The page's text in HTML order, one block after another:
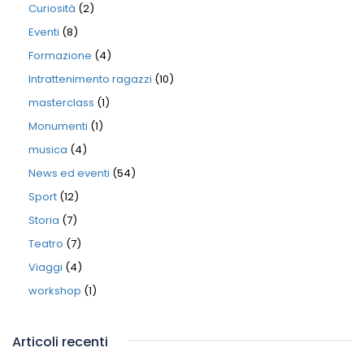
Curiosità (2)
Eventi (8)
Formazione (4)
Intrattenimento ragazzi (10)
masterclass (1)
Monumenti (1)
musica (4)
News ed eventi (54)
Sport (12)
Storia (7)
Teatro (7)
Viaggi (4)
workshop (1)
Articoli recenti